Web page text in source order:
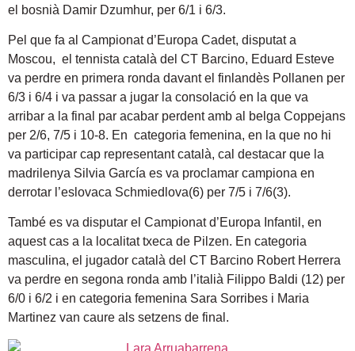
el bosnià Damir Dzumhur, per 6/1 i 6/3.
Pel que fa al Campionat d’Europa Cadet, disputat a
Moscou, el tennista català del CT Barcino, Eduard Esteve
va perdre en primera ronda davant el finlandès Pollanen per
6/3 i 6/4 i va passar a jugar la consolació en la que va
arribar a la final par acabar perdent amb al belga Coppejans
per 2/6, 7/5 i 10-8. En categoria femenina, en la que no hi
va participar cap representant català, cal destacar que la
madrilenya Silvia García es va proclamar campiona en
derrotar l’eslovaca Schmiedlova(6) per 7/5 i 7/6(3).
També es va disputar el Campionat d’Europa Infantil, en
aquest cas a la localitat txeca de Pilzen. En categoria
masculina, el jugador català del CT Barcino Robert Herrera
va perdre en segona ronda amb l’italià Filippo Baldi (12) per
6/0 i 6/2 i en categoria femenina Sara Sorribes i Maria
Martinez van caure als setzens de final.